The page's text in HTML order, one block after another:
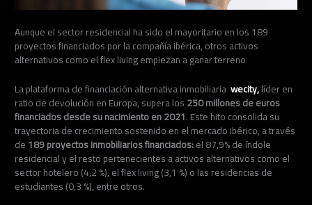
Aunque el sector residencial ha sido el mayoritario en los 189
proyectos financiados por la compañía ibérica, otros activos
alternativos como el flex living empiezan a ganar terreno
La plataforma de financiación alternativa inmobiliariawecity,líder en
ratio de devolución en Europa, supera los250 millones de euros
financiados desde su nacimiento en 2021. Este hito consolida su
trayectoria de crecimiento sostenido en el mercado ibérico, a través
de189 proyectos inmobiliarios financiados:el 87,9% de índole
residencial y el resto pertenecientes a activos alternativos como el
sector hotelero (4,2 %), el flex living (3,1 %) o las residencias de
estudiantes (0,3 %), entre otros.